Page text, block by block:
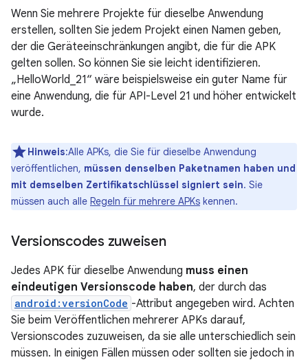
Wenn Sie mehrere Projekte für dieselbe Anwendung
erstellen, sollten Sie jedem Projekt einen Namen geben,
der die Geräteeinschränkungen angibt, die für die APK
gelten sollen. So können Sie sie leicht identifizieren.
„HelloWorld_21“ wäre beispielsweise ein guter Name für
eine Anwendung, die für API-Level 21 und höher entwickelt
wurde.
Hinweis:Alle APKs, die Sie für dieselbe Anwendung
veröffentlichen, müssen denselben Paketnamen haben und
mit demselben Zertifikatschlüssel signiert sein. Sie
müssen auch alle Regeln für mehrere APKs kennen.
Versionscodes zuweisen
Jedes APK für dieselbe Anwendung muss einen
eindeutigen Versionscode haben, der durch das
android:versionCode -Attribut angegeben wird. Achten
Sie beim Veröffentlichen mehrerer APKs darauf,
Versionscodes zuzuweisen, da sie alle unterschiedlich sein
müssen. In einigen Fällen müssen oder sollten sie jedoch in